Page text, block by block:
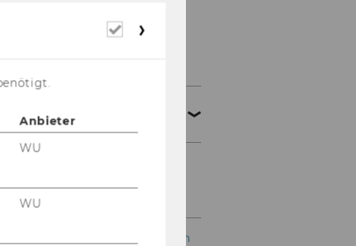
Manuela Vollmann
npoExpertTalk
2. npoExpertTalk: Christian
Erforderliche
Anbieter
WU
WU